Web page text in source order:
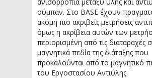
σύμπαν. Στο BASE έχουν
ακόμη πιο ακριβείς μετρήσεις
όμως η ακρίβεια αυτών των
περιορισμένη από τις διαταραχές
μαγνητικά πεδία της διάταξης που
προκαλούνται από το μαγνητικό
του Εργοστασίου Αντιύλης.